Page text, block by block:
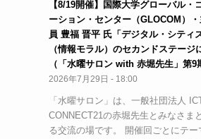
【8/19開催】国際大学グローバル・
ーション・センター（GLOCOM）
員 豊福 晋平 氏「デジタル・シティ
（情報モラル）のセカンドステージ
（「水曜サロン with 赤堀先生」第9
2026年7月29日 - 18:00
「水曜サロン」は、一般社団法人
CONNECT21の赤堀先生とみなさま
る交流の場です。 開催回ごとにテー